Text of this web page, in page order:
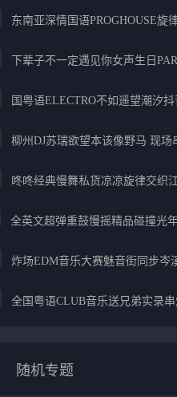
柳州DJ苏瑞欲望本该像野马 现
咚咚经典慢舞私货凉凉旋律交织
全英文超弹重鼓慢摇精品碰撞光
炸场EDM音乐大赛魅音街同步岑
随机专题